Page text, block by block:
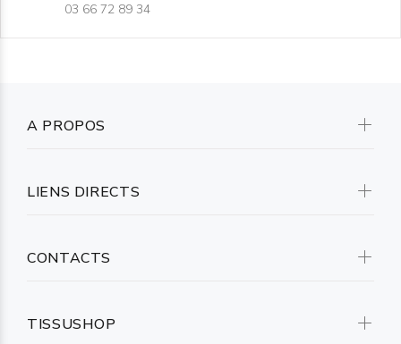
03 66 72 89 34
A PROPOS
LIENS DIRECTS
CONTACTS
TISSUSHOP